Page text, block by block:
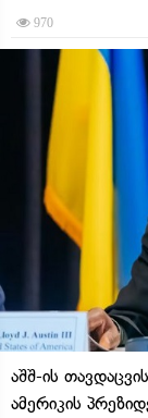
970
აშშ-ის
ამერიკის